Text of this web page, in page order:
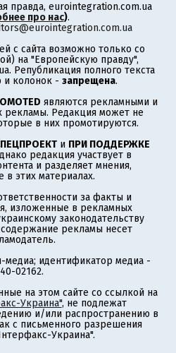
правда, eurointegration.com.ua
про нас).
с сайта возможно только со
на "Европейскую правду",
Републикация полного текста
и колонок - запрещена.
являются рекламными и
рекламы. Редакция может не
в них промотируются.
и ПРИ ПОДДЕРЖКЕ
редакция участвует в
и разделяет мнения,
в этих материалах.
за факты и
изложенные в рекламных
законодательству
содержание рекламы несет
медиа; идентификатор медиа -
02162.
на этом сайте со ссылкой на
Украина", не подлежат
и/или распространению в
с письменного разрешения
Украина".